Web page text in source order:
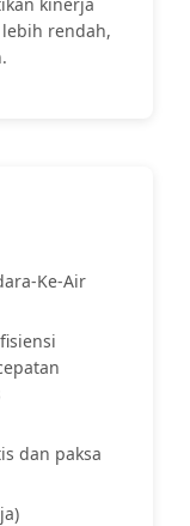
rendah,
Ke-Air
dan paksa